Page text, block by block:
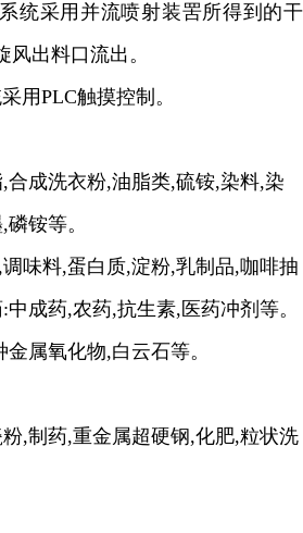
统采用并流喷射装罟所得到的干
出料口流出。
用PLC触摸控制。
,合成洗衣粉,油脂类,硫铵,染料,染
,磷铵等。
,调味料,蛋白质,淀粉,乳制品,咖啡抽
:中成药,农药,抗生素, 医药冲剂等。
金属氧化物,白云石等。
粉,制药,重金属超硬钢,化肥,粒状洗